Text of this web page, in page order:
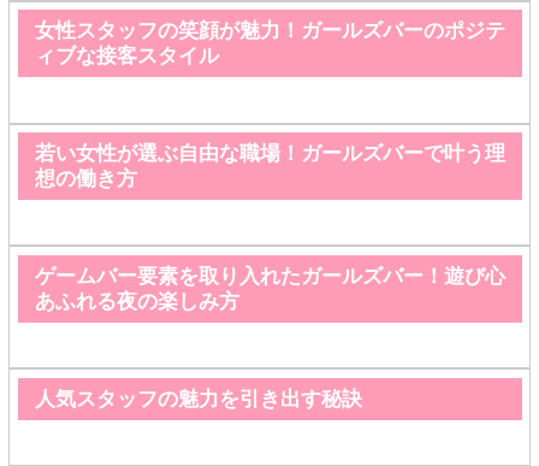
女性スタッフの笑顔が魅力！ガールズバーのポジテ
ィブな接客スタイル
若い女性が選ぶ自由な職場！ガールズバーで叶う理
想の働き方
ゲームバー要素を取り入れたガールズバー！遊び心
あふれる夜の楽しみ方
人気スタッフの魅力を引き出す秘訣